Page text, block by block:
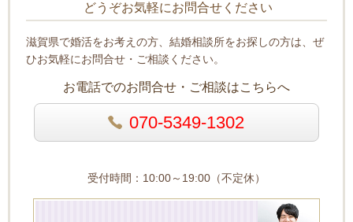
どうぞお気軽にお問合せください
滋賀県で婚活をお考えの方、結婚相談所をお探しの方は、ぜ
ひお気軽にお問合せ・ご相談ください。
お電話でのお問合せ・ご相談はこちらへ
070-5349-1302
受付時間：10:00～19:00（不定休）